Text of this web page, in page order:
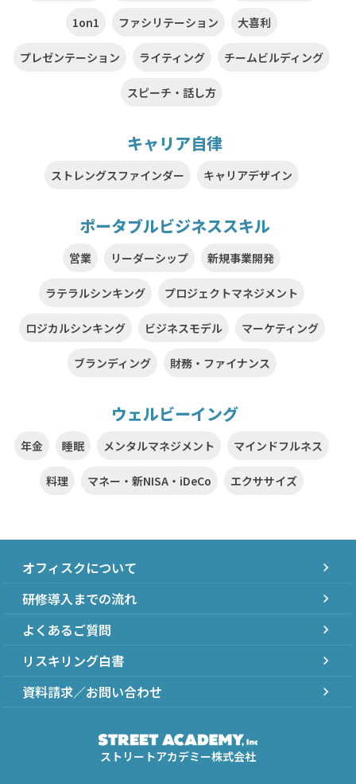
1on1 ファシリテーション 大喜利
プレゼンテーション ライティング チームビルディング
スピーチ・話し方
キャリア自律
ストレングスファインダー キャリアデザイン
ポータブルビジネススキル
営業 リーダーシップ 新規事業開発
ラテラルシンキング プロジェクトマネジメント
ロジカルシンキング ビジネスモデル マーケティング
ブランディング 財務・ファイナンス
ウェルビーイング
年金 睡眠 メンタルマネジメント マインドフルネス
料理 マネー・新NISA・iDeCo エクササイズ
オフィスクについて chevron_right
研修導入までの流れ chevron_right
よくあるご質問 chevron_right
リスキリング白書 chevron_right
資料請求／お問い合わせ chevron_right
ストリートアカデミー株式会社